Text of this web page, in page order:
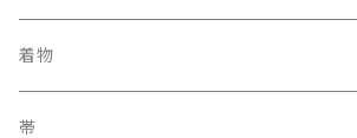
着物
訪問着・付下げ
帯